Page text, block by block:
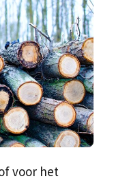
voor het